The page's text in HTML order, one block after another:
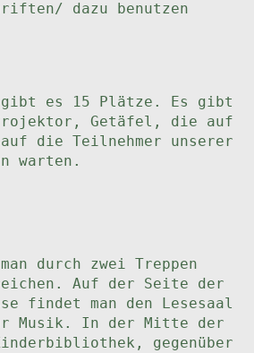
dazu benutzen
gibt es 15 Plätze. Es gibt
Getäfel, die auf
die Teilnehmer unserer
warten.
durch zwei Treppen
Auf der Seite der
findet man den Lesesaal
Musik. In der Mitte der
gegenüber